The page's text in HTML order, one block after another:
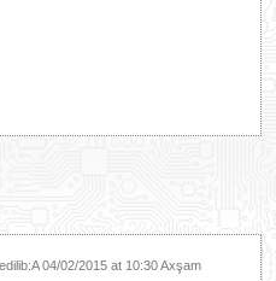
04/02/2015 at 10:30 Axşam